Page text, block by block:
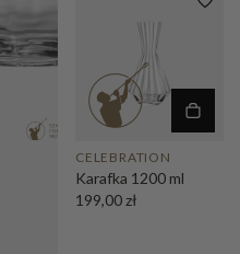
CELEBRATION
Karafka 1200 ml
199,00 zł